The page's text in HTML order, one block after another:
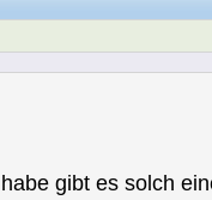
gibt es solch